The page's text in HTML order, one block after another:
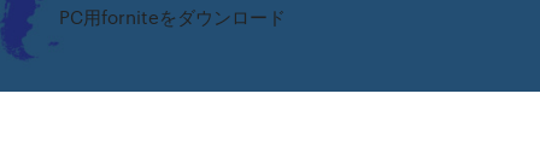
PC用forniteをダウンロード